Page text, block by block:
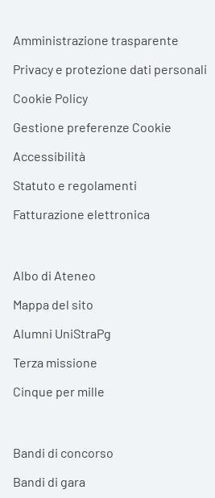
Footer menu
Amministrazione trasparente
Privacy e protezione dati personali
Cookie Policy
Gestione preferenze Cookie
Accessibilità
Statuto e regolamenti
Fatturazione elettronica
Albo di Ateneo
Mappa del sito
Alumni UniStraPg
Terza missione
Cinque per mille
Bandi di concorso
Bandi di gara